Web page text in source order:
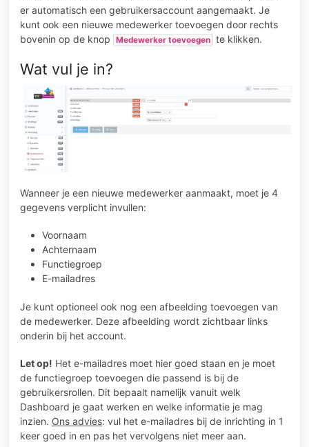
er automatisch een gebruikersaccount aangemaakt. Je
kunt ook een nieuwe medewerker toevoegen door rechts
bovenin op de knop
Medewerker toevoegen te klikken.
Wat vul je in?
Wanneer je een nieuwe medewerker aanmaakt, moet je 4
gegevens verplicht invullen:
Voornaam
Achternaam
Functiegroep
E-mailadres
Je kunt optioneel ook nog een afbeelding toevoegen van
de medewerker. Deze afbeelding wordt zichtbaar links
onderin bij het account.
Let op! Het e-mailadres moet hier goed staan en je moet
de functiegroep toevoegen die passend is bij de
gebruikersrollen. Dit bepaalt namelijk vanuit welk
Dashboard je gaat werken en welke informatie je mag
inzien. Ons advies: vul het e-mailadres bij de inrichting in 1
keer goed in en pas het vervolgens niet meer aan.